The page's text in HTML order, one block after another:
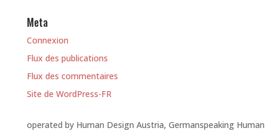
Meta
Connexion
Flux des publications
Flux des commentaires
Site de WordPress-FR
operated by Human Design Austria, Germanspeaking Human